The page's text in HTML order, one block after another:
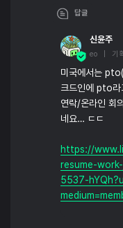
답글
신윤주
eo | 기
미국에서는
크드인에 pto라
연락/온라인 회
네요… ㄷㄷ
https://
resume-
5537-